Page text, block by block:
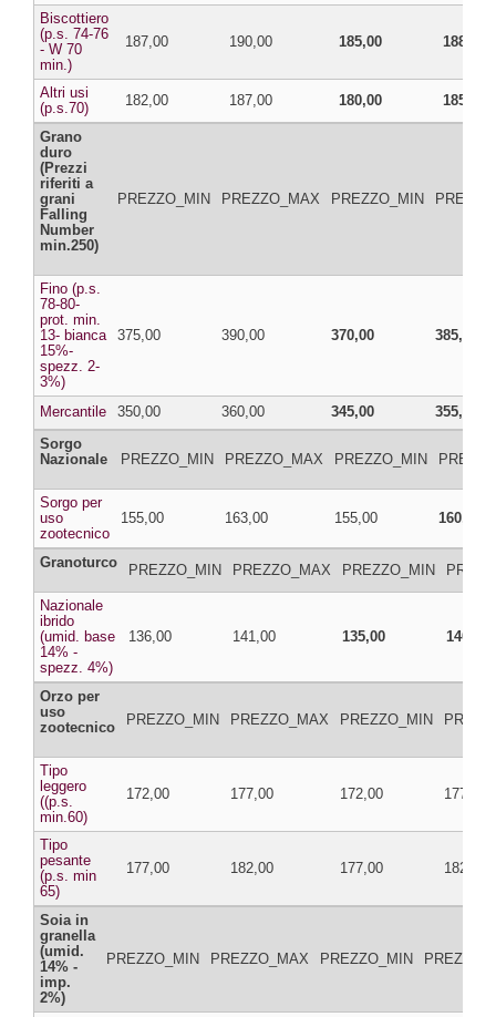
Biscottiero
(p.s. 74-76
- W 70
min.)
187,00 190,00 185,00 188,00
Altri usi
(p.s.70)
182,00 187,00 180,00 185,00
Grano
duro
(Prezzi
riferiti a
grani
Falling
Number
min.250)
PREZZO_MIN PREZZO_MAX PREZZO_MIN
Fino (p.s.
78-80-
prot. min.
13- bianca
15%-
spezz. 2-
3%)
375,00 390,00 370,00 385,00
Mercantile 350,00 360,00 345,00
355,00
Sorgo
Nazionale
PREZZO_MIN PREZZO_MAX PREZZO_MIN
Sorgo per
uso
zootecnico
155,00 163,00 155,00 160,00
Granoturco PREZZO_MIN PREZZO_MAX PREZZO_MIN
Nazionale
ibrido
(umid. base
14% -
spezz. 4%)
136,00 141,00 135,00 140,00
Orzo per
uso
zootecnico
PREZZO_MIN PREZZO_MAX PREZZO_MIN
Tipo
leggero
((p.s.
min.60)
172,00 177,00 172,00 177,00
Tipo
pesante
(p.s. min
65)
177,00 182,00 177,00 182,00
Soia in
granella
(umid.
14% -
imp.
2%)
PREZZO_MIN PREZZO_MAX PREZZO_MIN